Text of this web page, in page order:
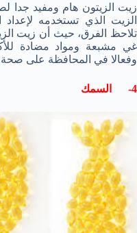
زيت الزيتون هام ومفيد جدا
الزيت الذي تستخدمه
تلاحظ الفرق، حيث أن زيت
غي مشبعة ومواد مضادة
وفعالا في المحافظة على صحة
4- السمك